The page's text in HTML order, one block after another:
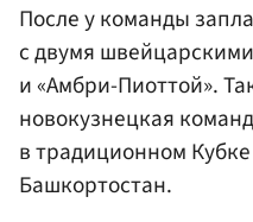
После у команды
с двумя
и «Амбри-Пиоттой».
новокузнецкая
в традиционном
Башкортостан.